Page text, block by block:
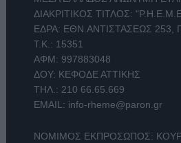
ΔΙΑΚΡΙΤΙΚΟΣ ΤΙΤΛΟΣ:
ΕΔΡΑ: ΕΘΝ.ΑΝΤΙΣΤΑΣΕΩΣ 253,
Τ.Κ.: 15351
ΑΦΜ: 997883048
ΔΟΥ: ΚΕΦΟΔΕ ΑΤΤΙΚΗΣ
ΤΗΛ.: 210 66.65.669
EMAIL: info-rheme@paron.gr
ΝΟΜΙΜΟΣ ΕΚΠΡΟΣΩΠΟΣ: